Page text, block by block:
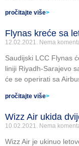
pročitajte više>
Flynas kreće sa
12.02.2021. Nema
Saudijski LCC Flynas
liniji Riyadh-Sarajevo
će se operirati sa
pročitajte više>
Wizz Air ukida
10.02.2021. Nema
Wizz Air je ukinuo